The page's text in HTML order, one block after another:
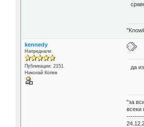
kennedy
Напреднали
Публикации: 2151
Николай Колев
да
"за
всеки